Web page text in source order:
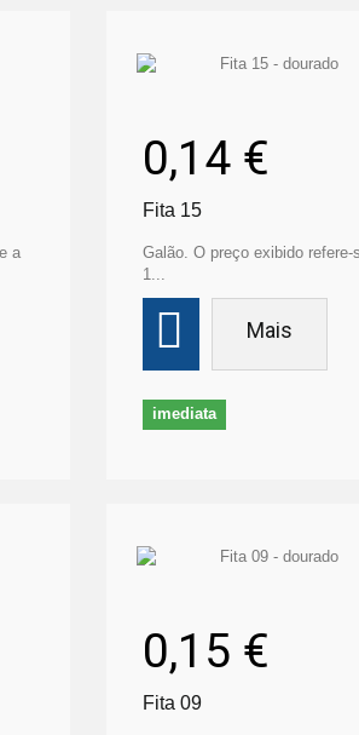
a
0,14 €
Fita 15
Galão. O preço exibido refere-
1...
Mais
imediata
0,15 €
Fita 09